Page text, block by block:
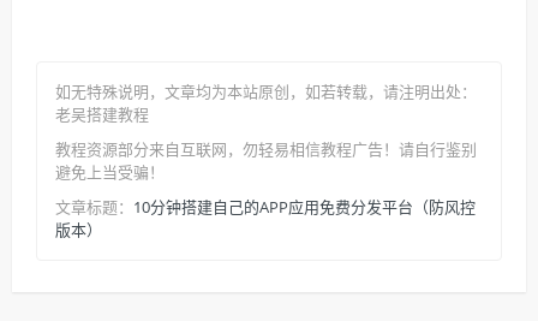
如无特殊说明，文章均为本站原创 ，如若转载，请注明出处：
老吴搭建教程
教程资源部分来自互联网，勿轻易相信教程广告！请自行鉴别
避免上当受骗！
文章标题： 10分钟搭建自己的APP应用免费分发平台（防风控
版本）